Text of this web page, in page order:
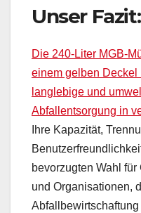
Unser Fazit:
Die 240-Liter MGB-
einem gelben
langlebige und
Abfallentsorgung in
Ihre Kapazität,
bevorzugten Wahl
und Organisationen,
Abfallbewirtschaftung